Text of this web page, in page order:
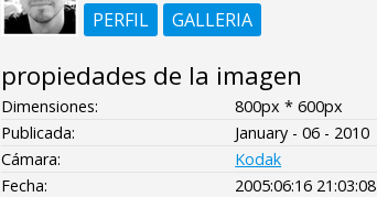
PERFIL
GALLERIA
propiedades de la imagen
Dimensiones:
800px * 600px
Publicada:
January - 06 - 2010
Cámara:
Kodak
Fecha:
2005:06:16 21:03:08